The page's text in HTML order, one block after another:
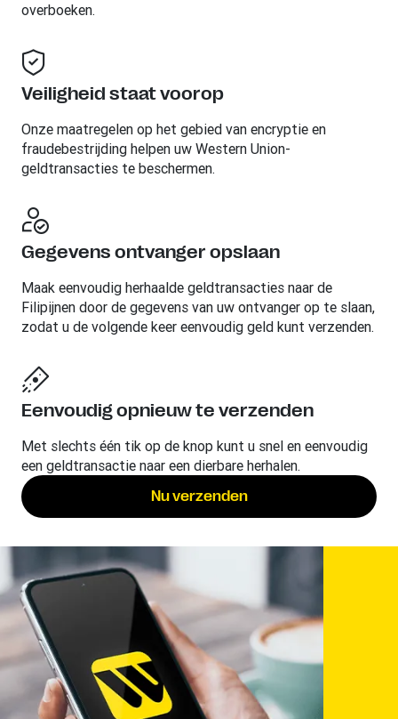
overboeken.
Veiligheid staat voorop
Onze maatregelen op het gebied van encryptie en
fraudebestrijding helpen uw Western Union-
geldtransacties te beschermen.
Gegevens ontvanger opslaan
Maak eenvoudig herhaalde geldtransacties naar de
Filipijnen door de gegevens van uw ontvanger op te slaan,
zodat u de volgende keer eenvoudig geld kunt verzenden.
Eenvoudig opnieuw te verzenden
Met slechts één tik op de knop kunt u snel en eenvoudig
een geldtransactie naar een dierbare herhalen.
Nu verzenden